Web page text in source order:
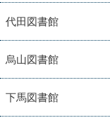
代田図書館
烏山図書館
下馬図書館